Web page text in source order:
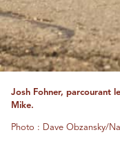
Josh Fohner, parcourant
Mike.
Photo : Dave Obzansky/